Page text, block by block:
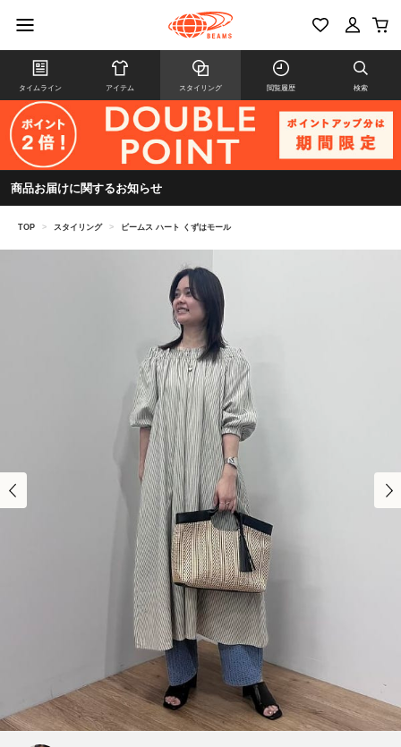
タイムライン アイテム スタイリング 閲覧履歴 検索
商品お届けに関するお知らせ
TOP > スタイリング > ビームス ハート くずはモール